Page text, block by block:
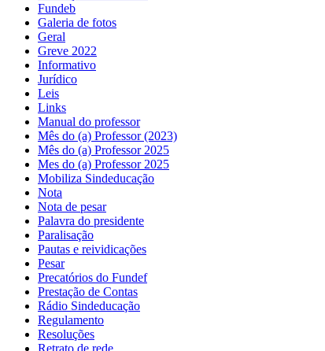
Fundeb
Galeria de fotos
Geral
Greve 2022
Informativo
Jurídico
Leis
Links
Manual do professor
Mês do (a) Professor (2023)
Mês do (a) Professor 2025
Mes do (a) Professor 2025
Mobiliza Sindeducação
Nota
Nota de pesar
Palavra do presidente
Paralisação
Pautas e reividicações
Pesar
Precatórios do Fundef
Prestação de Contas
Rádio Sindeducação
Regulamento
Resoluções
Retrato de rede